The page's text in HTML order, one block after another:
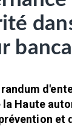
Haute
et